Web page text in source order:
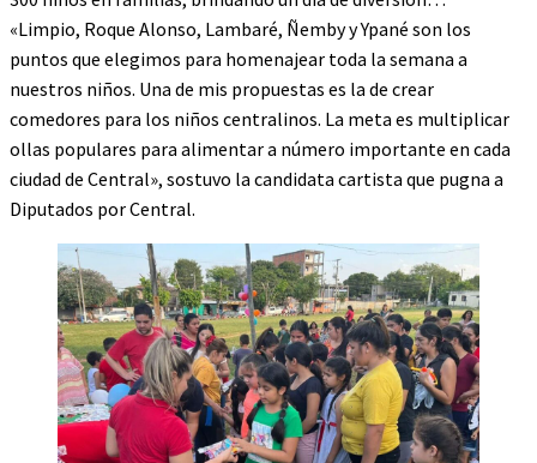
«Limpio, Roque Alonso, Lambaré, Ñemby y Ypané son los
puntos que elegimos para homenajear toda la semana a
nuestros niños. Una de mis propuestas es la de crear
comedores para los niños centralinos. La meta es multiplicar
ollas populares para alimentar a número importante en cada
ciudad de Central», sostuvo la candidata cartista que pugna a
Diputados por Central.